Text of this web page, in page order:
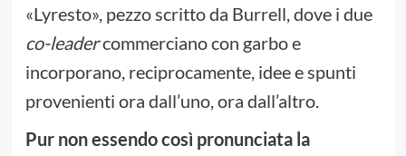
«Lyresto», pezzo scritto da Burrell, dove i due
co-leadercommerciano con garbo e
incorporano, reciprocamente, idee e spunti
provenienti ora dall’uno, ora dall’altro.
Pur non essendo così pronunciata la